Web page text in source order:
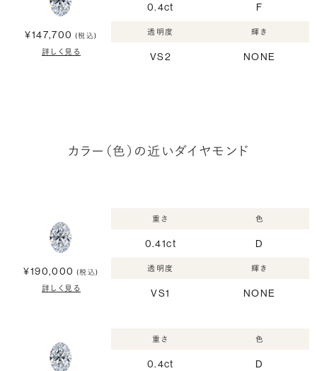
¥147,700 (税込)
詳しく見る
0.4ct F
透明度
VS2
輝き
NONE
カラー（色）の近いダイヤモンド
¥190,000 (税込)
詳しく見る
重さ
0.41ct
色
D
透明度
VS1
輝き
NONE
重さ
0.4ct
色
D